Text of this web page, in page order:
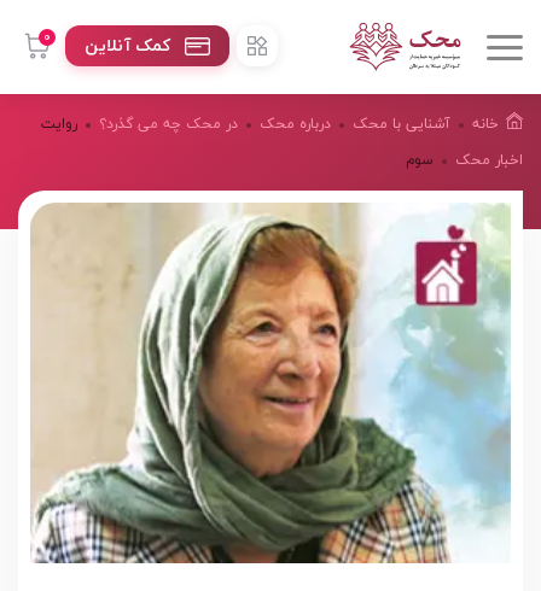
0 کمک آنلاین
خانه آشنایی با محک درباره محک
در محک چه می گذرد؟
اخبار محک
روایت
سوم